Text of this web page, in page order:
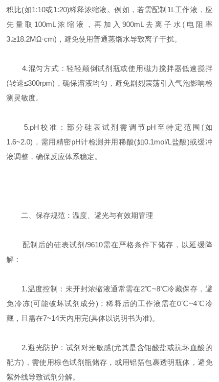
积比(如1:10或1:20)稀释浓缩液。例如，若需配制1L工作液，应
先量取100mL浓缩液，再加入900mL去离子水(电阻率
3.≥18.2MΩ·cm)，避免使用普通蒸馏水导致离子干扰。
4.​混匀方式：轻轻颠倒试剂瓶或使用磁力搅拌器低速搅拌
(转速≤300rpm)，确保溶液均匀，避免剧烈震荡引入气泡影响检
测灵敏度。
5.​pH校准：部分硅表试剂需调节pH至特定范围(如
1.6~2.0)，需用精密pH计检测并用稀酸(如0.1mol/L盐酸)或缓冲
液调整，确保反应体系稳定。
​二、保存规范：温度、避光与有效期管理
配制后的硅表试剂/9610需在严格条件下储存，以延缓降
解：
​1.温度控制：未开封浓缩液通常需在2℃~8℃冷藏保存，避
免冷冻(可能破坏试剂成分)；稀释后的工作液需在0℃~4℃冷
藏，且需在7~14天内用完(具体以说明书为准)。
​2.避光防护：试剂对光敏感(尤其是含钼酸盐或抗坏血酸的
配方)，需使用棕色试剂瓶储存，或用铝箔包裹透明瓶体，避免
紫外线导致试剂分解。